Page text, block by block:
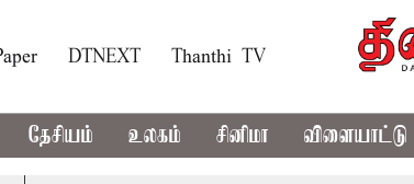
DTNEXT Thanthi TV
தேசியம் உலகம் சினிமா விளையாட்டு